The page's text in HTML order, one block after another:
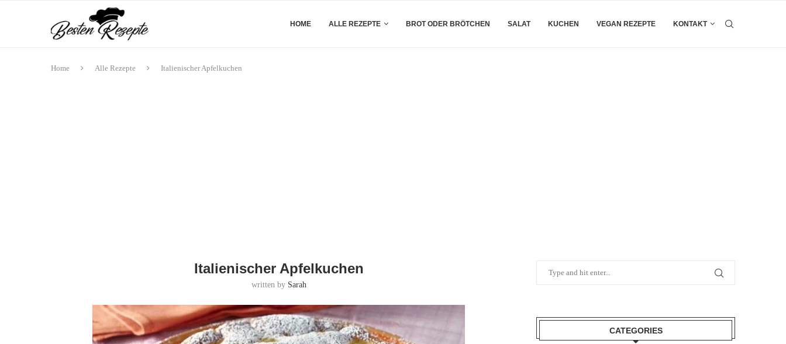
HOME ALLE REZEPTE BROT ODER BRÖTCHEN SALAT KUCHEN VEGAN REZEPTE KONTAKT
Home Alle Rezepte Italienischer Apfelkuchen
Italienischer Apfelkuchen
written by Sarah
CATEGORIES